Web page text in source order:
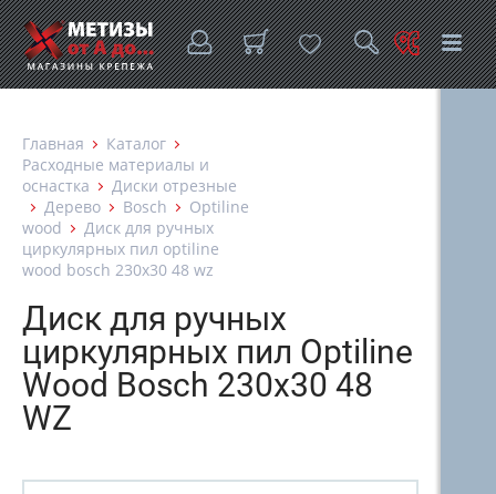
Главная
Каталог
Расходные материалы и
оснастка
Диски отрезные
Дерево
Bosch
Optiline
wood
Диск для ручных
циркулярных пил optiline
wood bosch 230х30 48 wz
Диск для ручных
циркулярных пил Optiline
Wood Bosch 230х30 48
WZ